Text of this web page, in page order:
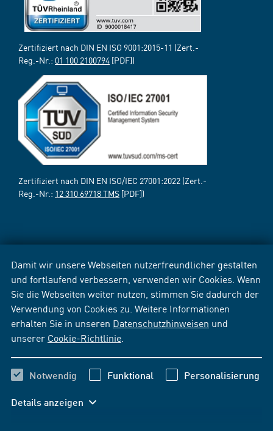
Damit wir unsere Webseiten nutzerfreundlicher gestalten
und fortlaufend verbessern, verwenden wir Cookies. Wenn
Sie die Webseiten weiter nutzen, stimmen Sie dadurch der
Verwendung von Cookies zu. Weitere Informationen
erhalten Sie in unseren Datenschutzhinweisen und
unserer Cookie-Richtlinie
Notwendig Funktional Personalisierung
Details anzeigen
Zertifiziert nach DIN EN ISO 9001:2015-11 (Zert.-
Reg.-Nr.: 01 100 2100794 [PDF])
Zertifiziert nach DIN EN ISO/IEC 27001:2022 (Zert.-
Reg.-Nr.: 12 310 69718 TMS [PDF])